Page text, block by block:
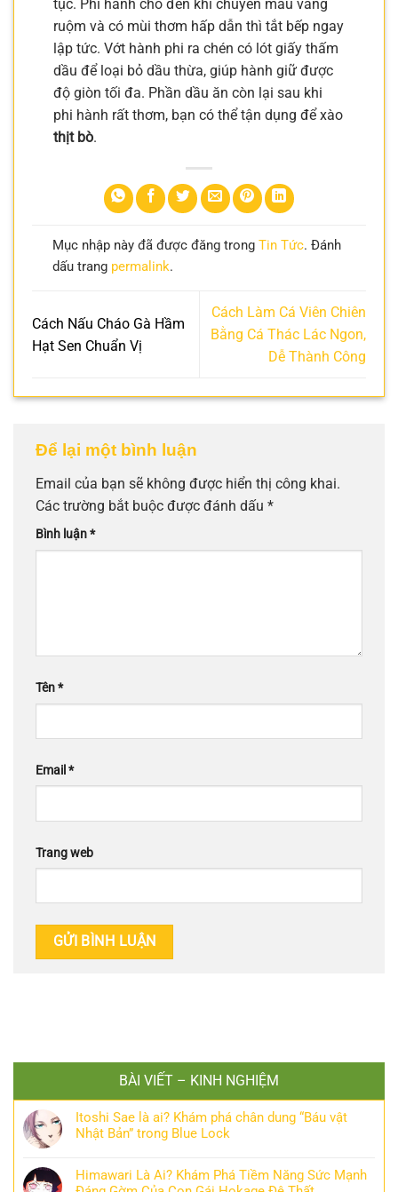
tục. Phi hành cho đến khi chuyển màu vàng
ruộm và có mùi thơm hấp dẫn thì tắt bếp ngay
lập tức. Vớt hành phi ra chén có lót giấy thấm
dầu để loại bỏ dầu thừa, giúp hành giữ được
độ giòn tối đa. Phần dầu ăn còn lại sau khi
phi hành rất thơm, bạn có thể tận dụng để xào
thịt bò.
Mục nhập này đã được đăng trong Tin Tức. Đánh
dấu trang permalink.
Cách Nấu Cháo Gà Hầm
Hạt Sen Chuẩn Vị
Cách Làm Cá Viên Chiên
Bằng Cá Thác Lác Ngon,
Dễ Thành Công
Để lại một bình luận
Email của bạn sẽ không được hiển thị công khai.
Các trường bắt buộc được đánh dấu *
Bình luận*
Tên*
Email *
Trang web
BÀI VIẾT – KINH NGHIỆM
Itoshi Sae là ai? Khám phá chân dung “Báu vật
Nhật Bản” trong Blue Lock
Himawari Là Ai? Khám Phá Tiềm Năng Sức Mạnh